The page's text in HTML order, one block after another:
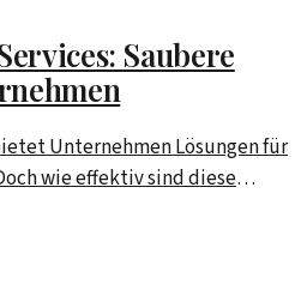
Saubere
Unternehmen Lösungen für
wie effektiv sind diese